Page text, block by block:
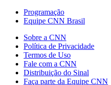
Programação
Equipe CNN Brasil
Sobre a CNN
Política de Privacidade
Termos de Uso
Fale com a CNN
Distribuição do Sinal
Faça parte da Equipe CNN